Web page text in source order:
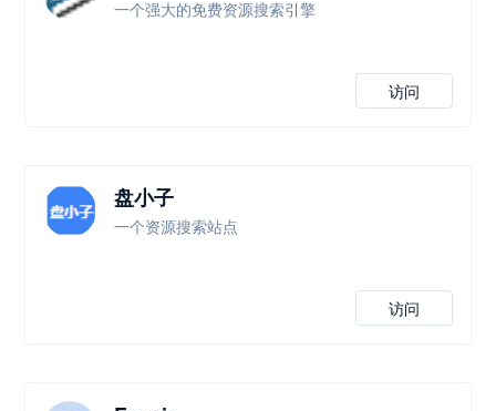
一个强大的免费资源搜索引擎
访问
盘小子
一个资源搜索站点
访问